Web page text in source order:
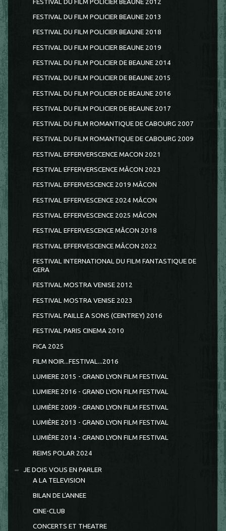
FESTIVAL DU FILM POLICIER BEAUNE 2012
FESTIVAL DU FILM POLICIER BEAUNE 2013
FESTIVAL DU FILM POLICIER BEAUNE 2018
FESTIVAL DU FILM POLICIER BEAUNE 2019
FESTIVAL DU FILM POLICIER DE BEAUNE 2014
FESTIVAL DU FILM POLICIER DE BEAUNE 2015
FESTIVAL DU FILM POLICIER DE BEAUNE 2016
FESTIVAL DU FILM POLICIER DE BEAUNE 2017
FESTIVAL DU FILM ROMANTIQUE DE CABOURG 2007
FESTIVAL DU FILM ROMANTIQUE DE CABOURG 2009
FESTIVAL EFFERVERSCENCE MACON 2021
FESTIVAL EFFERVERSCENCE MÂCON 2023
FESTIVAL EFFERVESCENCE 2019 MÂCON
FESTIVAL EFFERVESCENCE 2024 MÂCON
FESTIVAL EFFERVESCENCE 2025 MÂCON
FESTIVAL EFFERVESCENCE MÂCON 2018
FESTIVAL EFFERVESCENCE MÂCON 2022
FESTIVAL INTERNATIONAL DU FILM FANTASTIQUE DE
GERA
FESTIVAL MOSTRA VENISE 2012
FESTIVAL MOSTRA VENISE 2023
FESTIVAL PAILLE A SONS (CEINTREY) 2016
FESTIVAL PARIS CINEMA 2010
FICA 2025
FILM NOIR...FESTIVAL...2016
LUMIERE 2015 - GRAND LYON FILM FESTIVAL
LUMIERE 2016 - GRAND LYON FILM FESTIVAL
LUMIÈRE 2009 - GRAND LYON FILM FESTIVAL
LUMIÈRE 2013 - GRAND LYON FILM FESTIVAL
LUMIÈRE 2014 - GRAND LYON FILM FESTIVAL
REIMS POLAR 2024
JE DOIS VOUS EN PARLER
A LA TELEVISION
BILAN DE L'ANNEE
CINE-CLUB
CONCERTS ET THEATRE